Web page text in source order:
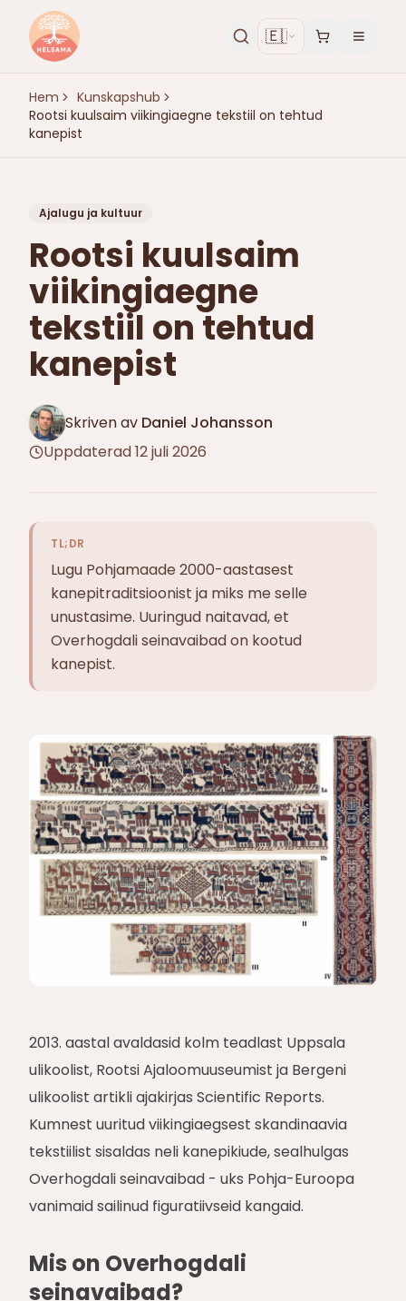
🇪🇪
Hem
Kunskapshub
Rootsi kuulsaim viikingiaegne tekstiil on tehtud
kanepist
Ajalugu ja kultuur
Rootsi kuulsaim
viikingiaegne
tekstiil on tehtud
kanepist
Skriven av Daniel Johansson
Uppdaterad12 juli 2026
TL;DR
Lugu Pohjamaade 2000-aastasest
kanepitraditsioonist ja miks me selle
unustasime. Uuringud naitavad, et
Overhogdali seinavaibad on kootud
kanepist.
2013. aastal avaldasid kolm teadlast Uppsala
ulikoolist, Rootsi Ajaloomuuseumist ja Bergeni
ulikoolist artikli ajakirjas Scientific Reports.
Kumnest uuritud viikingiaegsest skandinaavia
tekstiilist sisaldas neli kanepikiude, sealhulgas
Overhogdali seinavaibad - uks Pohja-Euroopa
vanimaid sailinud figuratiivseid kangaid.
Mis on Overhogdali
seinavaibad?